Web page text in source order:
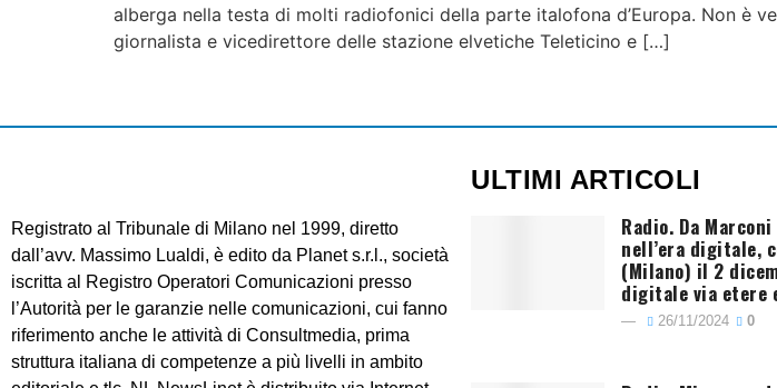
alberga nella testa di molti radiofonici della parte italofona d’Europa. Non è
giornalista e vicedirettore delle stazione elvetiche Teleticino e […]
Registrato al Tribunale di Milano nel 1999, diretto
dall’avv. Massimo Lualdi, è edito da Planet s.r.l., società
iscritta al Registro Operatori Comunicazioni presso
l’Autorità per le garanzie nelle comunicazioni, cui fanno
riferimento anche le attività di Consultmedia, prima
struttura italiana di competenze a più livelli in ambito
ULTIMI ARTICOLI
Radio. Da
nell’era digitale,
(Milano) il 2
digitale via etere
26/11/2024 0